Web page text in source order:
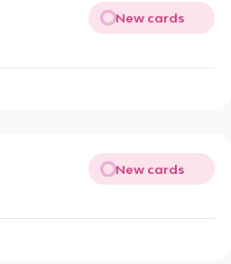
New cards
New cards